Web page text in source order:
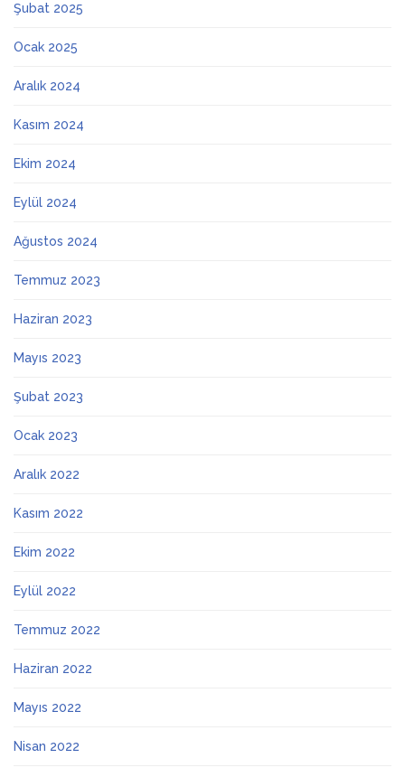
Şubat 2025
Ocak 2025
Aralık 2024
Kasım 2024
Ekim 2024
Eylül 2024
Ağustos 2024
Temmuz 2023
Haziran 2023
Mayıs 2023
Şubat 2023
Ocak 2023
Aralık 2022
Kasım 2022
Ekim 2022
Eylül 2022
Temmuz 2022
Haziran 2022
Mayıs 2022
Nisan 2022